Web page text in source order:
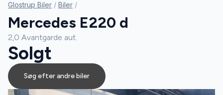
Glostrup Biler / Biler /
Mercedes E220 d
2,0 Avantgarde aut.
Solgt
Søg efter andre biler